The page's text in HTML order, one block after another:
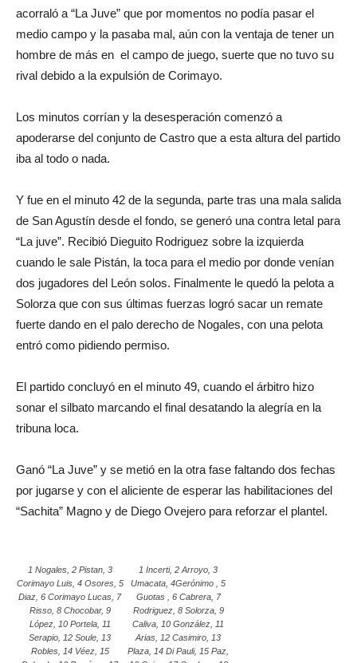
acorraló a “La Juve” que por momentos no podía pasar el
medio campo y la pasaba mal, aún con la ventaja de tener un
hombre de más en el campo de juego, suerte que no tuvo su
rival debido a la expulsión de Corimayo.
Los minutos corrían y la desesperación comenzó a
apoderarse del conjunto de Castro que a esta altura del partido
iba al todo o nada.
Y fue en el minuto 42 de la segunda, parte tras una mala salida
de San Agustín desde el fondo, se generó una contra letal para
“La juve”. Recibió Dieguito Rodriguez sobre la izquierda
cuando le sale Pistán, la toca para el medio por donde venían
dos jugadores del León solos. Finalmente le quedó la pelota a
Solorza que con sus últimas fuerzas logró sacar un remate
fuerte dando en el palo derecho de Nogales, con una pelota
entró como pidiendo permiso.
El partido concluyó en el minuto 49, cuando el árbitro hizo
sonar el silbato marcando el final desatando la alegría en la
tribuna loca.
Ganó “La Juve” y se metió en la otra fase faltando dos fechas
por jugarse y con el aliciente de esperar las habilitaciones del
“Sachita” Magno y de Diego Ovejero para reforzar el plantel.
1 Nogales, 2 Pistan, 3
Corimayo Luis, 4 Osores, 5
Diaz, 6 Corimayo Lucas, 7
Risso, 8 Chocobar, 9
López, 10 Portela, 11
Serapio, 12 Soule, 13
Robles, 14 Véez, 15
1 Incerti, 2 Arroyo, 3
Umacata, 4Gerónimo , 5
Guotas , 6 Cabrera, 7
Rodriguez, 8 Solorza, 9
Caliva, 10 González, 11
Arias, 12 Casimiro, 13
Plaza, 14 Di Pauli, 15 Paz,